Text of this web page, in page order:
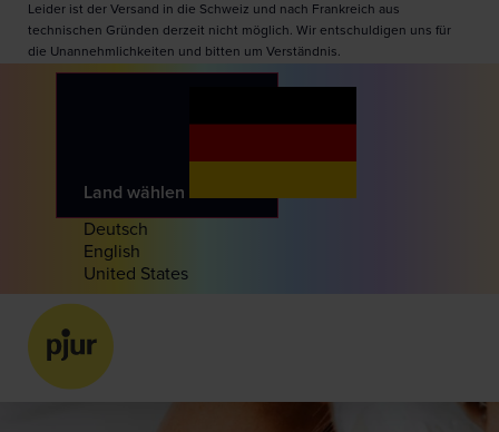
Leider ist der Versand in die Schweiz und nach Frankreich aus
technischen Gründen derzeit nicht möglich. Wir entschuldigen uns für
die Unannehmlichkeiten und bitten um Verständnis.
Land wählen
Deutsch
English
United States